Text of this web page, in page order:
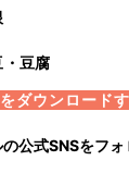
・豆腐
ダウンロード
公式SNSをフォ